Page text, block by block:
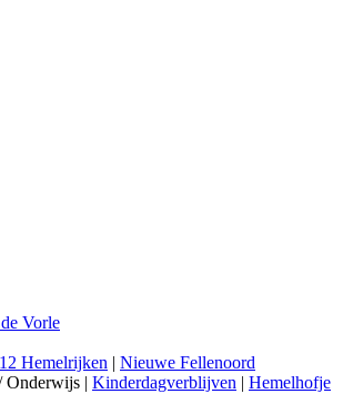
Vorle
Hemelrijken
Nieuwe Fellenoord
Onderwijs | Kinderdagverblijven Hemelhofje